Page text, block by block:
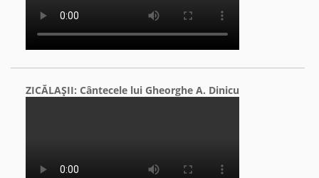
ZICĂLAŞII: Cântecele lui Gheorghe A. Dinicu